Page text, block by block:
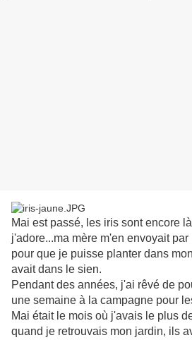
Mai est passé, les iris sont encore
j'adore...ma mère m'en envoyait
pour que je puisse planter dans
avait dans le sien.
Pendant des années, j'ai rêvé de
une semaine à la campagne pour
Mai était le mois où j'avais le plus
quand je retrouvais mon jardin, ils